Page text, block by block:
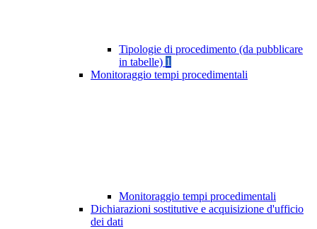
Tipologie di procedimento (da pubblicare
in tabelle) 1
Monitoraggio tempi procedimentali
Monitoraggio tempi procedimentali
Dichiarazioni sostitutive e acquisizione d'ufficio
dei dati